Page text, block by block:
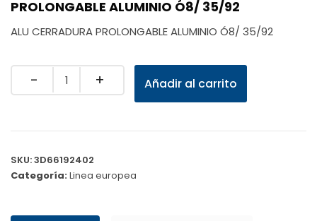
PROLONGABLE ALUMINIO Ó8/ 35/92
ALU CERRADURA PROLONGABLE ALUMINIO Ó8/ 35/92
Quantity Añadir al carrito
SKU:3D66192402
Categoría:Linea europea